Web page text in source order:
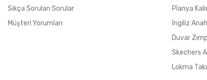
Sıkça Sorulan Sorular
Müşteri Yorumları
Planya
İngiliz
Duvar
Skechers
Lokma